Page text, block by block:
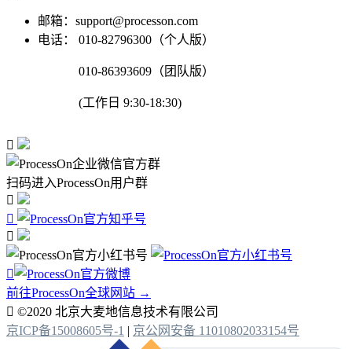
邮箱：support@processon.com
电话：
010-82796300（个人版）
010-86393609（团队版）
(工作日 9:30-18:30)

扫码进入ProcessOn用户群




前往ProcessOn全球网站 →
 ©2020 北京大麦地信息技术有限公司
京ICP备15008605号-1 | 京公网安备 11010802033154号